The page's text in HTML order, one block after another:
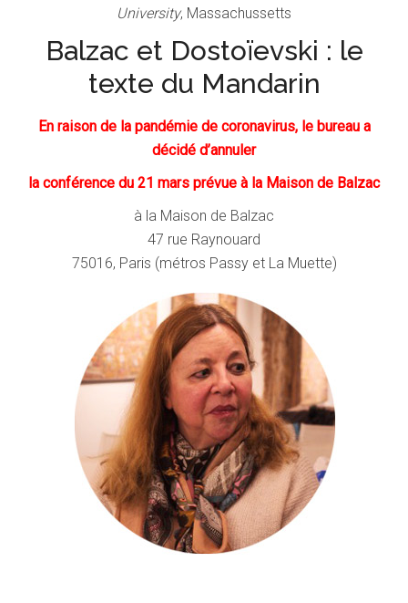
University, Massachussetts
Balzac et Dostoïevski : le
texte du Mandarin
En raison de la pandémie de coronavirus, le bureau a
décidé d’annuler
la conférence du 21 mars prévue à la Maison de Balzac
à la Maison de Balzac
47 rue Raynouard
75016, Paris (métros Passy et La Muette)